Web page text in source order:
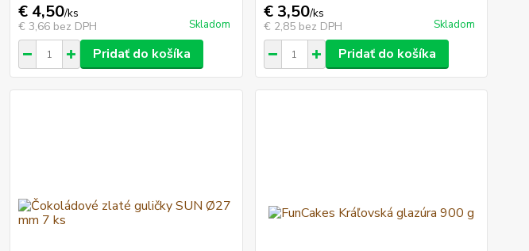
€ 4,50/ks
€ 3,66 bez DPH Skladom
Pridať do košíka
€ 3,50/ks
€ 2,85 bez DPH Skladom
Pridať do košíka